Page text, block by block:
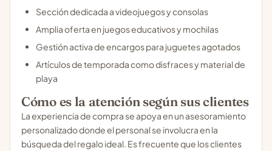
Sección dedicada a videojuegos y consolas
Amplia oferta en juegos educativos y mochilas
Gestión activa de encargos para juguetes agotados
Artículos de temporada como disfraces y material de
playa
Cómo es la atención según sus clientes
La experiencia de compra se apoya en un asesoramiento
personalizado donde el personal se involucra en la
búsqueda del regalo ideal. Es frecuente que los clientes